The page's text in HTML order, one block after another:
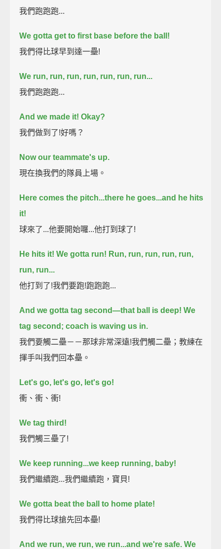
我們跑跑跑...
We gotta get to first base before the ball!
我們得比球早到達一壘!
We run, run, run, run, run, run, run...
我們跑跑跑...
And we made it! Okay?
我們做到了!好嗎？
Now our teammate's up.
現在換我們的隊員上場。
Here comes the pitch...there he goes...and he hits
it!
球來了...他要開始囉...他打到球了!
He hits it! We gotta run! Run, run, run, run, run,
run, run...
他打到了!我們要跑!跑跑跑...
And we gotta tag second—that ball is deep! We
tag second; coach is waving us in.
我們要觸二壘－－那球非常深遠!我們觸二壘；教練在
揮手叫我們回本壘。
Let's go, let's go, let's go!
衝、衝、衝!
We tag third!
我們觸三壘了!
We keep running...we keep running, baby!
我們繼續跑...我們繼續跑，寶貝!
We gotta beat the ball to home plate!
我們得比球搶先回本壘!
And we run, we run, we run...and we're safe. We